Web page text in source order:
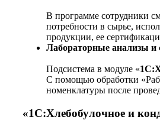
В программе сотрудники
потребности в сырье,
продукции, ее
Лабораторные анализы и
Подсистема в модуле «
С помощью обработки
номенклатуры после
«1С:Хлебобулочное и